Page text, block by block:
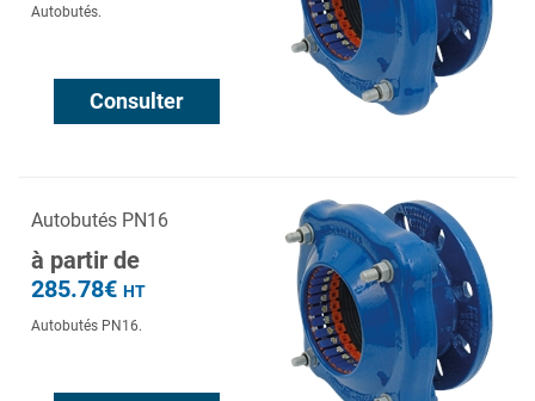
Autobutés.
Consulter
Autobutés PN16
à partir de
285.78€ HT
Autobutés PN16.